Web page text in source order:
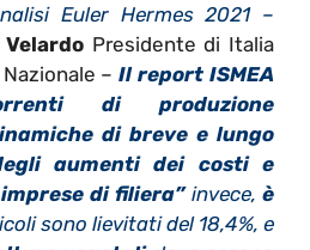
Euler Hermes 2021 –
Velardo Presidente di Italia
–Il report ISMEA
di produzione
di breve e lungo
aumenti dei costi e
di filiera”invece,è
sono lievitati del 18,4%, e